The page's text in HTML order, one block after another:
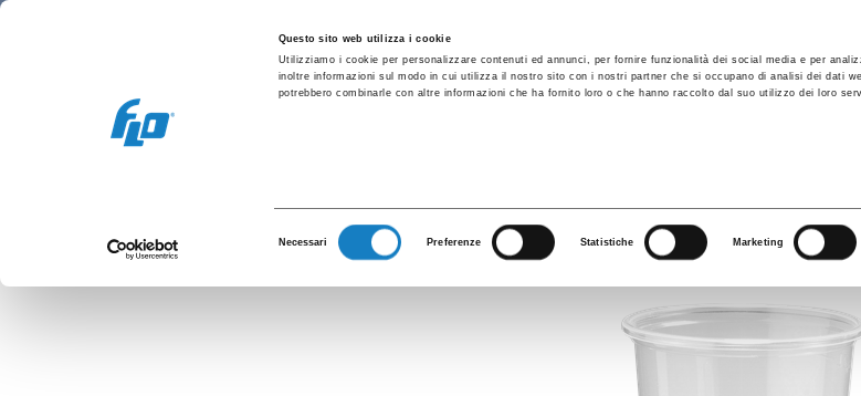
Questo sito web utilizza i cookie
Utilizziamo i cookie per personalizzare contenuti ed annunci, per fornire funzionalità dei social media e per
inoltre informazioni sul modo in cui utilizza il nostro sito con i nostri partner che si occupano di analisi dei dati
potrebbero combinarle con altre informazioni che ha fornito loro o che hanno raccolto dal suo utilizzo dei loro
consenso
Necessari Preferenze Statistiche Marketing
Vending and office Coffee capsules
C.250cc PP Super